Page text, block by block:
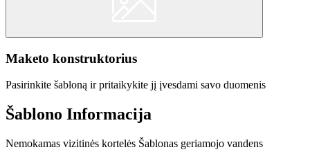
Maketo konstruktorius
Pasirinkite šabloną ir pritaikykite jį įvesdami savo duomenis
Šablono Informacija
Nemokamas vizitinės kortelės Šablonas geriamojo vandens